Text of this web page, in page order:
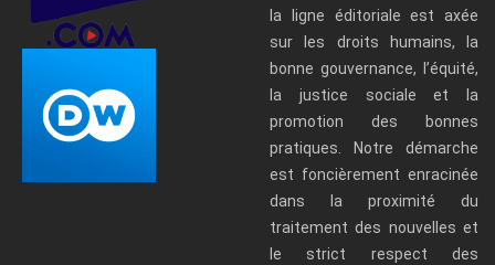
la ligne éditoriale est axée
sur les droits humains, la
bonne gouvernance, l’équité,
la justice sociale et la
promotion des bonnes
pratiques. Notre démarche
est foncièrement enracinée
dans la proximité du
traitement des nouvelles et
le strict respect des